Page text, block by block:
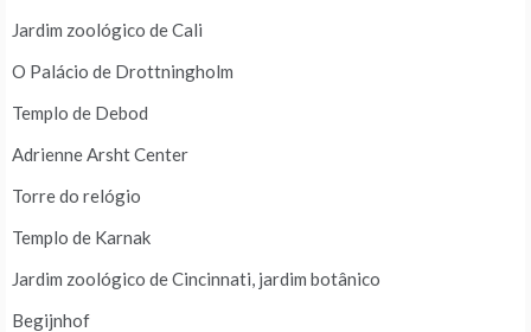
Jardim zoológico de Cali
O Palácio de Drottningholm
Templo de Debod
Adrienne Arsht Center
Torre do relógio
Templo de Karnak
Jardim zoológico de Cincinnati, jardim botânico
Begijnhof